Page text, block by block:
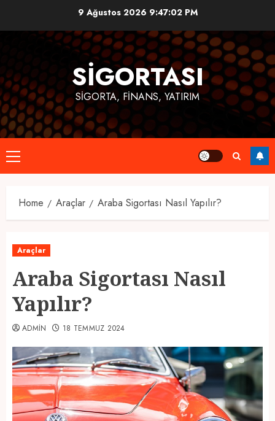
9 Ağustos 2026 9:47:03 PM
SIGORTASI
SIGORTA, FINANS, YATIRIM
Primary
Menu
Home Araçlar Araba Sigortası Nasıl Yapılır?
Araçlar
Araba Sigortası Nasıl
Yapılır?
ADMIN 18 TEMMUZ 2024